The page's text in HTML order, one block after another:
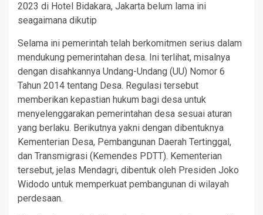
2023 di Hotel Bidakara, Jakarta belum lama ini
seagaimana dikutip
Selama ini pemerintah telah berkomitmen serius dalam
mendukung pemerintahan desa. Ini terlihat, misalnya
dengan disahkannya Undang-Undang (UU) Nomor 6
Tahun 2014 tentang Desa. Regulasi tersebut
memberikan kepastian hukum bagi desa untuk
menyelenggarakan pemerintahan desa sesuai aturan
yang berlaku. Berikutnya yakni dengan dibentuknya
Kementerian Desa, Pembangunan Daerah Tertinggal,
dan Transmigrasi (Kemendes PDTT). Kementerian
tersebut, jelas Mendagri, dibentuk oleh Presiden Joko
Widodo untuk memperkuat pembangunan di wilayah
perdesaan.